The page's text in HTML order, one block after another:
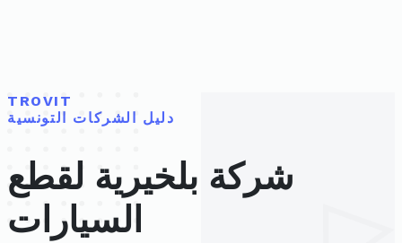
TROVIT
دليل الشركات التونسية
شركة بلخيرية لقطع
السيارات